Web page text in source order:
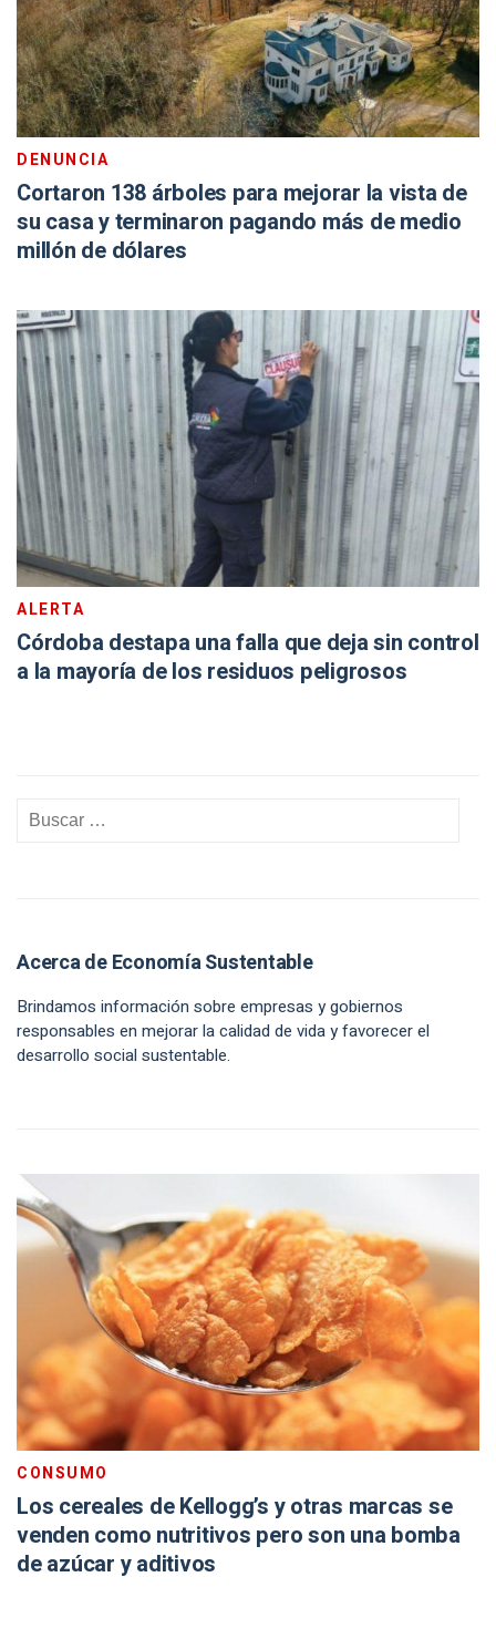
DENUNCIA
Cortaron 138 árboles para mejorar la vista de
su casa y terminaron pagando más de medio
millón de dólares
ALERTA
Córdoba destapa una falla que deja sin control
a la mayoría de los residuos peligrosos
Acerca de Economía Sustentable
Brindamos información sobre empresas y gobiernos
responsables en mejorar la calidad de vida y favorecer el
desarrollo social sustentable.
CONSUMO
Los cereales de Kellogg’s y otras marcas se
venden como nutritivos pero son una bomba
de azúcar y aditivos